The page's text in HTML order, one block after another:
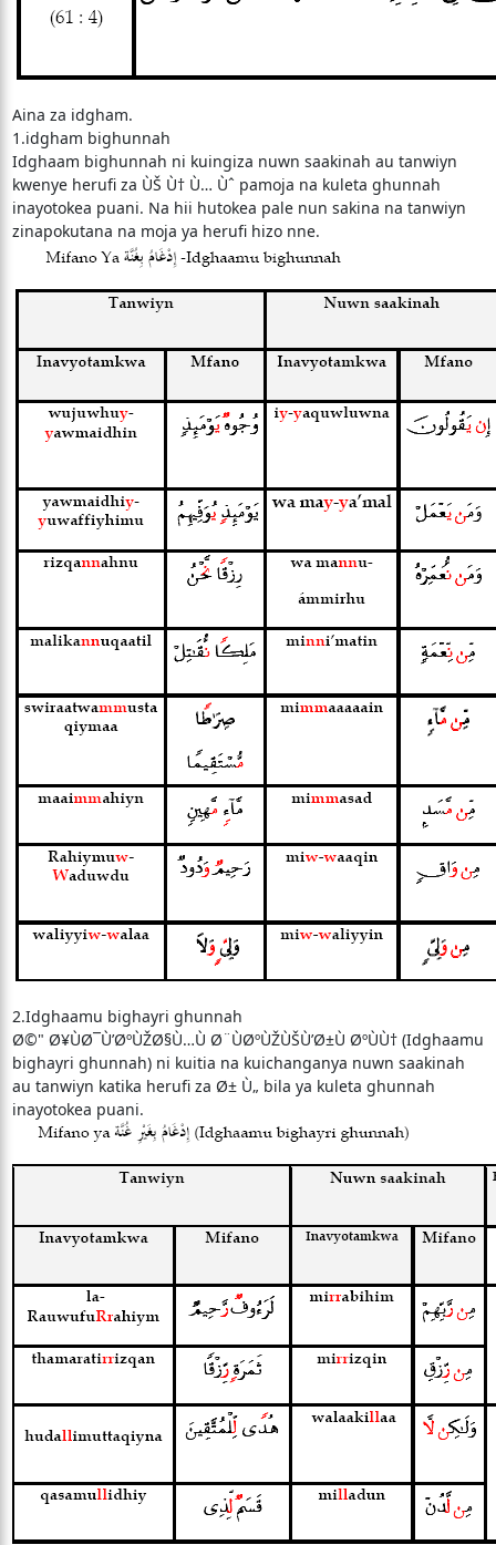
Aina za idgham.
1.idgham bighunnah
Idghaam bighunnah ni kuingiza nuwn saakinah au tanwiyn
kwenye herufi za ÙŠ Ù† Ù… Ùˆ pamoja na kuleta ghunnah
inayotokea puani. Na hii hutokea pale nun sakina na tanwiyn
zinapokutana na moja ya herufi hizo nne.
2.Idghaamu bighayri ghunnah
Ø©" Ø¥ÙØ¯Ù’ØºÙŽØ§Ù…Ù Ø¨ÙØºÙŽÙŠÙ’Ø±Ù ØºÙÙ† (Idghaamu
bighayri ghunnah) ni kuitia na kuichanganya nuwn saakinah
au tanwiyn katika herufi za Ø± Ù„ bila ya kuleta ghunnah
inayotokea puani.